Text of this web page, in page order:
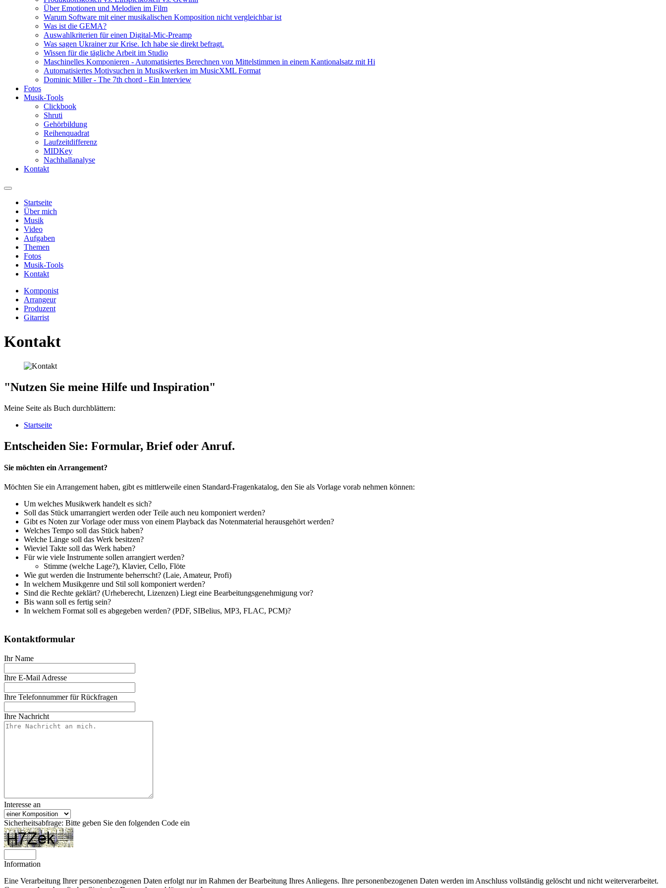
Über Emotionen und Melodien im Film
Warum Software mit einer musikalischen Komposition nicht vergleichbar ist
Was ist die GEMA?
Auswahlkriterien für einen Digital-Mic-Preamp
Was sagen Ukrainer zur Krise. Ich habe sie direkt befragt.
Wissen für die tägliche Arbeit im Studio
Maschinelles Komponieren - Automatisiertes Berechnen von Mittelstimmen in einem Kantionalsatz mit Hi
Automatisiertes Motivsuchen in Musikwerken im MusicXML Format
Dominic Miller - The 7th chord - Ein Interview
Fotos
Musik-Tools
Clickbook
Shruti
Gehörbildung
Reihenquadrat
Laufzeitdifferenz
MIDKey
Nachhallanalyse
Kontakt
Startseite
Über mich
Musik
Video
Aufgaben
Themen
Fotos
Musik-Tools
Kontakt
Komponist
Arrangeur
Produzent
Gitarrist
Kontakt
"Nutzen Sie meine Hilfe und Inspiration"
Meine Seite als Buch durchblättern:
Startseite
Entscheiden Sie: Formular, Brief oder Anruf.
Sie möchten ein Arrangement?
Möchten Sie ein Arrangement haben, gibt es mittlerweile einen Standard-Fragenkatalog, den Sie als Vorlage vorab nehmen können:
Um welches Musikwerk handelt es sich?
Soll das Stück umarrangiert werden oder Teile auch neu komponiert werden?
Gibt es Noten zur Vorlage oder muss von einem Playback das Notenmaterial herausgehört werden?
Welches Tempo soll das Stück haben?
Welche Länge soll das Werk besitzen?
Wieviel Takte soll das Werk haben?
Für wie viele Instrumente sollen arrangiert werden?
Stimme (welche Lage?), Klavier, Cello, Flöte
Wie gut werden die Instrumente beherrscht? (Laie, Amateur, Profi)
In welchem Musikgenre und Stil soll komponiert werden?
Sind die Rechte geklärt? (Urheberecht, Lizenzen) Liegt eine Bearbeitungsgenehmigung vor?
Bis wann soll es fertig sein?
In welchem Format soll es abgegeben werden? (PDF, SIBelius, MP3, FLAC, PCM)?
Kontaktformular
Ihr Name
Ihre E-Mail Adresse
Ihre Telefonnummer für Rückfragen
Ihre Nachricht
Interesse an
Sicherheitsabfrage: Bitte geben Sie den folgenden Code ein
Information
Eine Verarbeitung Ihrer personenbezogenen Daten erfolgt nur im Rahmen der Bearbeitung Ihres Anliegens. Ihre personenbezogenen Daten werden im Anschluss vollständig gelöscht und nicht weiterverarbeitet.